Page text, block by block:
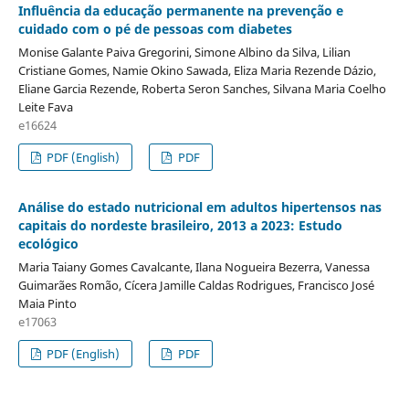
Influência da educação permanente na prevenção e
cuidado com o pé de pessoas com diabetes
Monise Galante Paiva Gregorini, Simone Albino da Silva, Lilian
Cristiane Gomes, Namie Okino Sawada, Eliza Maria Rezende Dázio,
Eliane Garcia Rezende, Roberta Seron Sanches, Silvana Maria Coelho
Leite Fava
e16624
PDF (English)
PDF
Análise do estado nutricional em adultos hipertensos nas
capitais do nordeste brasileiro, 2013 a 2023: Estudo
ecológico
Maria Taiany Gomes Cavalcante, Ilana Nogueira Bezerra, Vanessa
Guimarães Romão, Cícera Jamille Caldas Rodrigues, Francisco José
Maia Pinto
e17063
PDF (English)
PDF